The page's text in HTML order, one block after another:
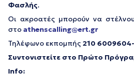
Φασλής.
Οι ακροατές μπορούν να
στο athenscalling@ert.gr
Τηλέφωνο εκπομπής 210
Συντονιστείτε στο Πρώτο
Info: